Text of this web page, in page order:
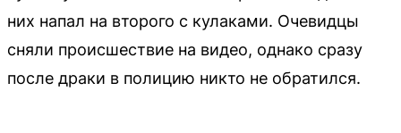
них напал на второго с кулаками. Очевидцы
сняли происшествие на видео, однако сразу
после драки в полицию никто не обратился.